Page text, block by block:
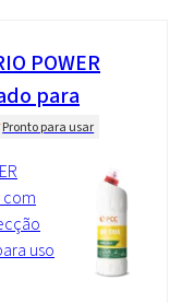
POWER
para
Pronto para usar
com
uso